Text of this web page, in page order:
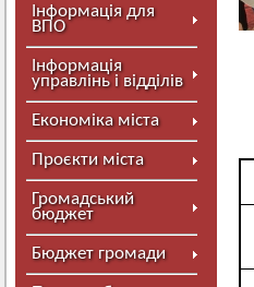
Інформація для
ВПО
Інформація
управлінь і відділів
Економіка міста
Проєкти міста
Громадський
бюджет
Бюджет громади